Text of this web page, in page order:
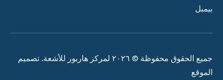
بيمبل
جميع الحقوق محفوظة © ٢٠٢٦ لمركز هاربور للأشعة. تصميم
الموقع